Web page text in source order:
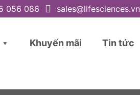
056 086 sales@lifesciences.vn
Khuyến mãi Tin tức